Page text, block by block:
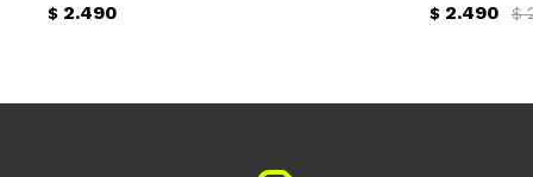
$ 2.490 $ 2.490 $